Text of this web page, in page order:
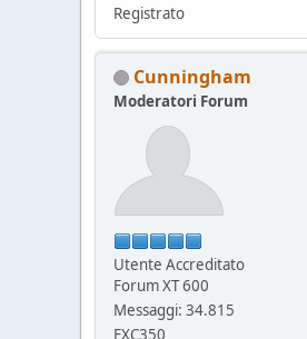
Registrato
Cunningham
Moderatori Forum
Utente Accreditato
Forum XT 600
Messaggi: 34.815
EXC350